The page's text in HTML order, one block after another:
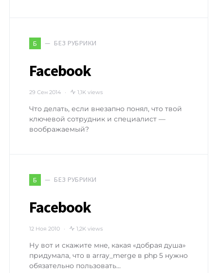
Б БЕЗ РУБРИКИ
Facebook
29 Сен 2014 1,1K views
Что делать, если внезапно понял, что твой
ключевой сотрудник и специалист —
воображаемый?
Б БЕЗ РУБРИКИ
Facebook
12 Ноя 2010 1,2K views
Ну вот и скажите мне, какая «добрая душа»
придумала, что в array_merge в php 5 нужно
обязательно пользовать…